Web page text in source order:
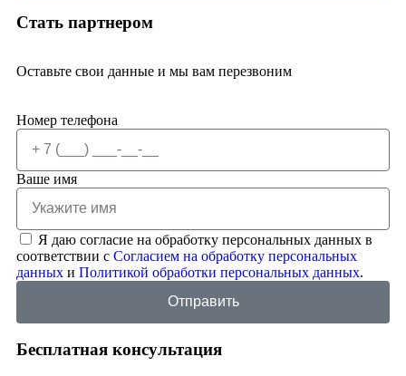
Стать партнером
Оставьте свои данные и мы вам перезвоним
Номер телефона
Ваше имя
Я даю согласие на обработку персональных данных в
соответствии с Согласием на обработку персональных
данных и Политикой обработки персональных данных.
Отправить
Бесплатная консультация